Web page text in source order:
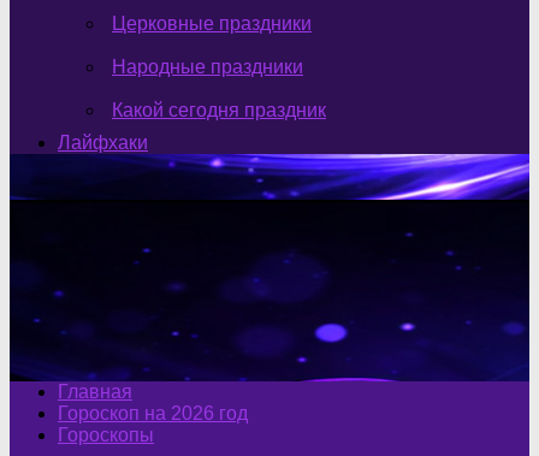
Церковные праздники
Народные праздники
Какой сегодня праздник
Лайфхаки
Главная
Гороскоп на 2026 год
Гороскопы